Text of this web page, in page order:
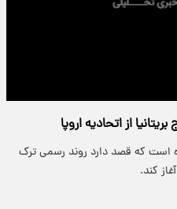
است که قصد دارد روند رسمی ترک
کند.